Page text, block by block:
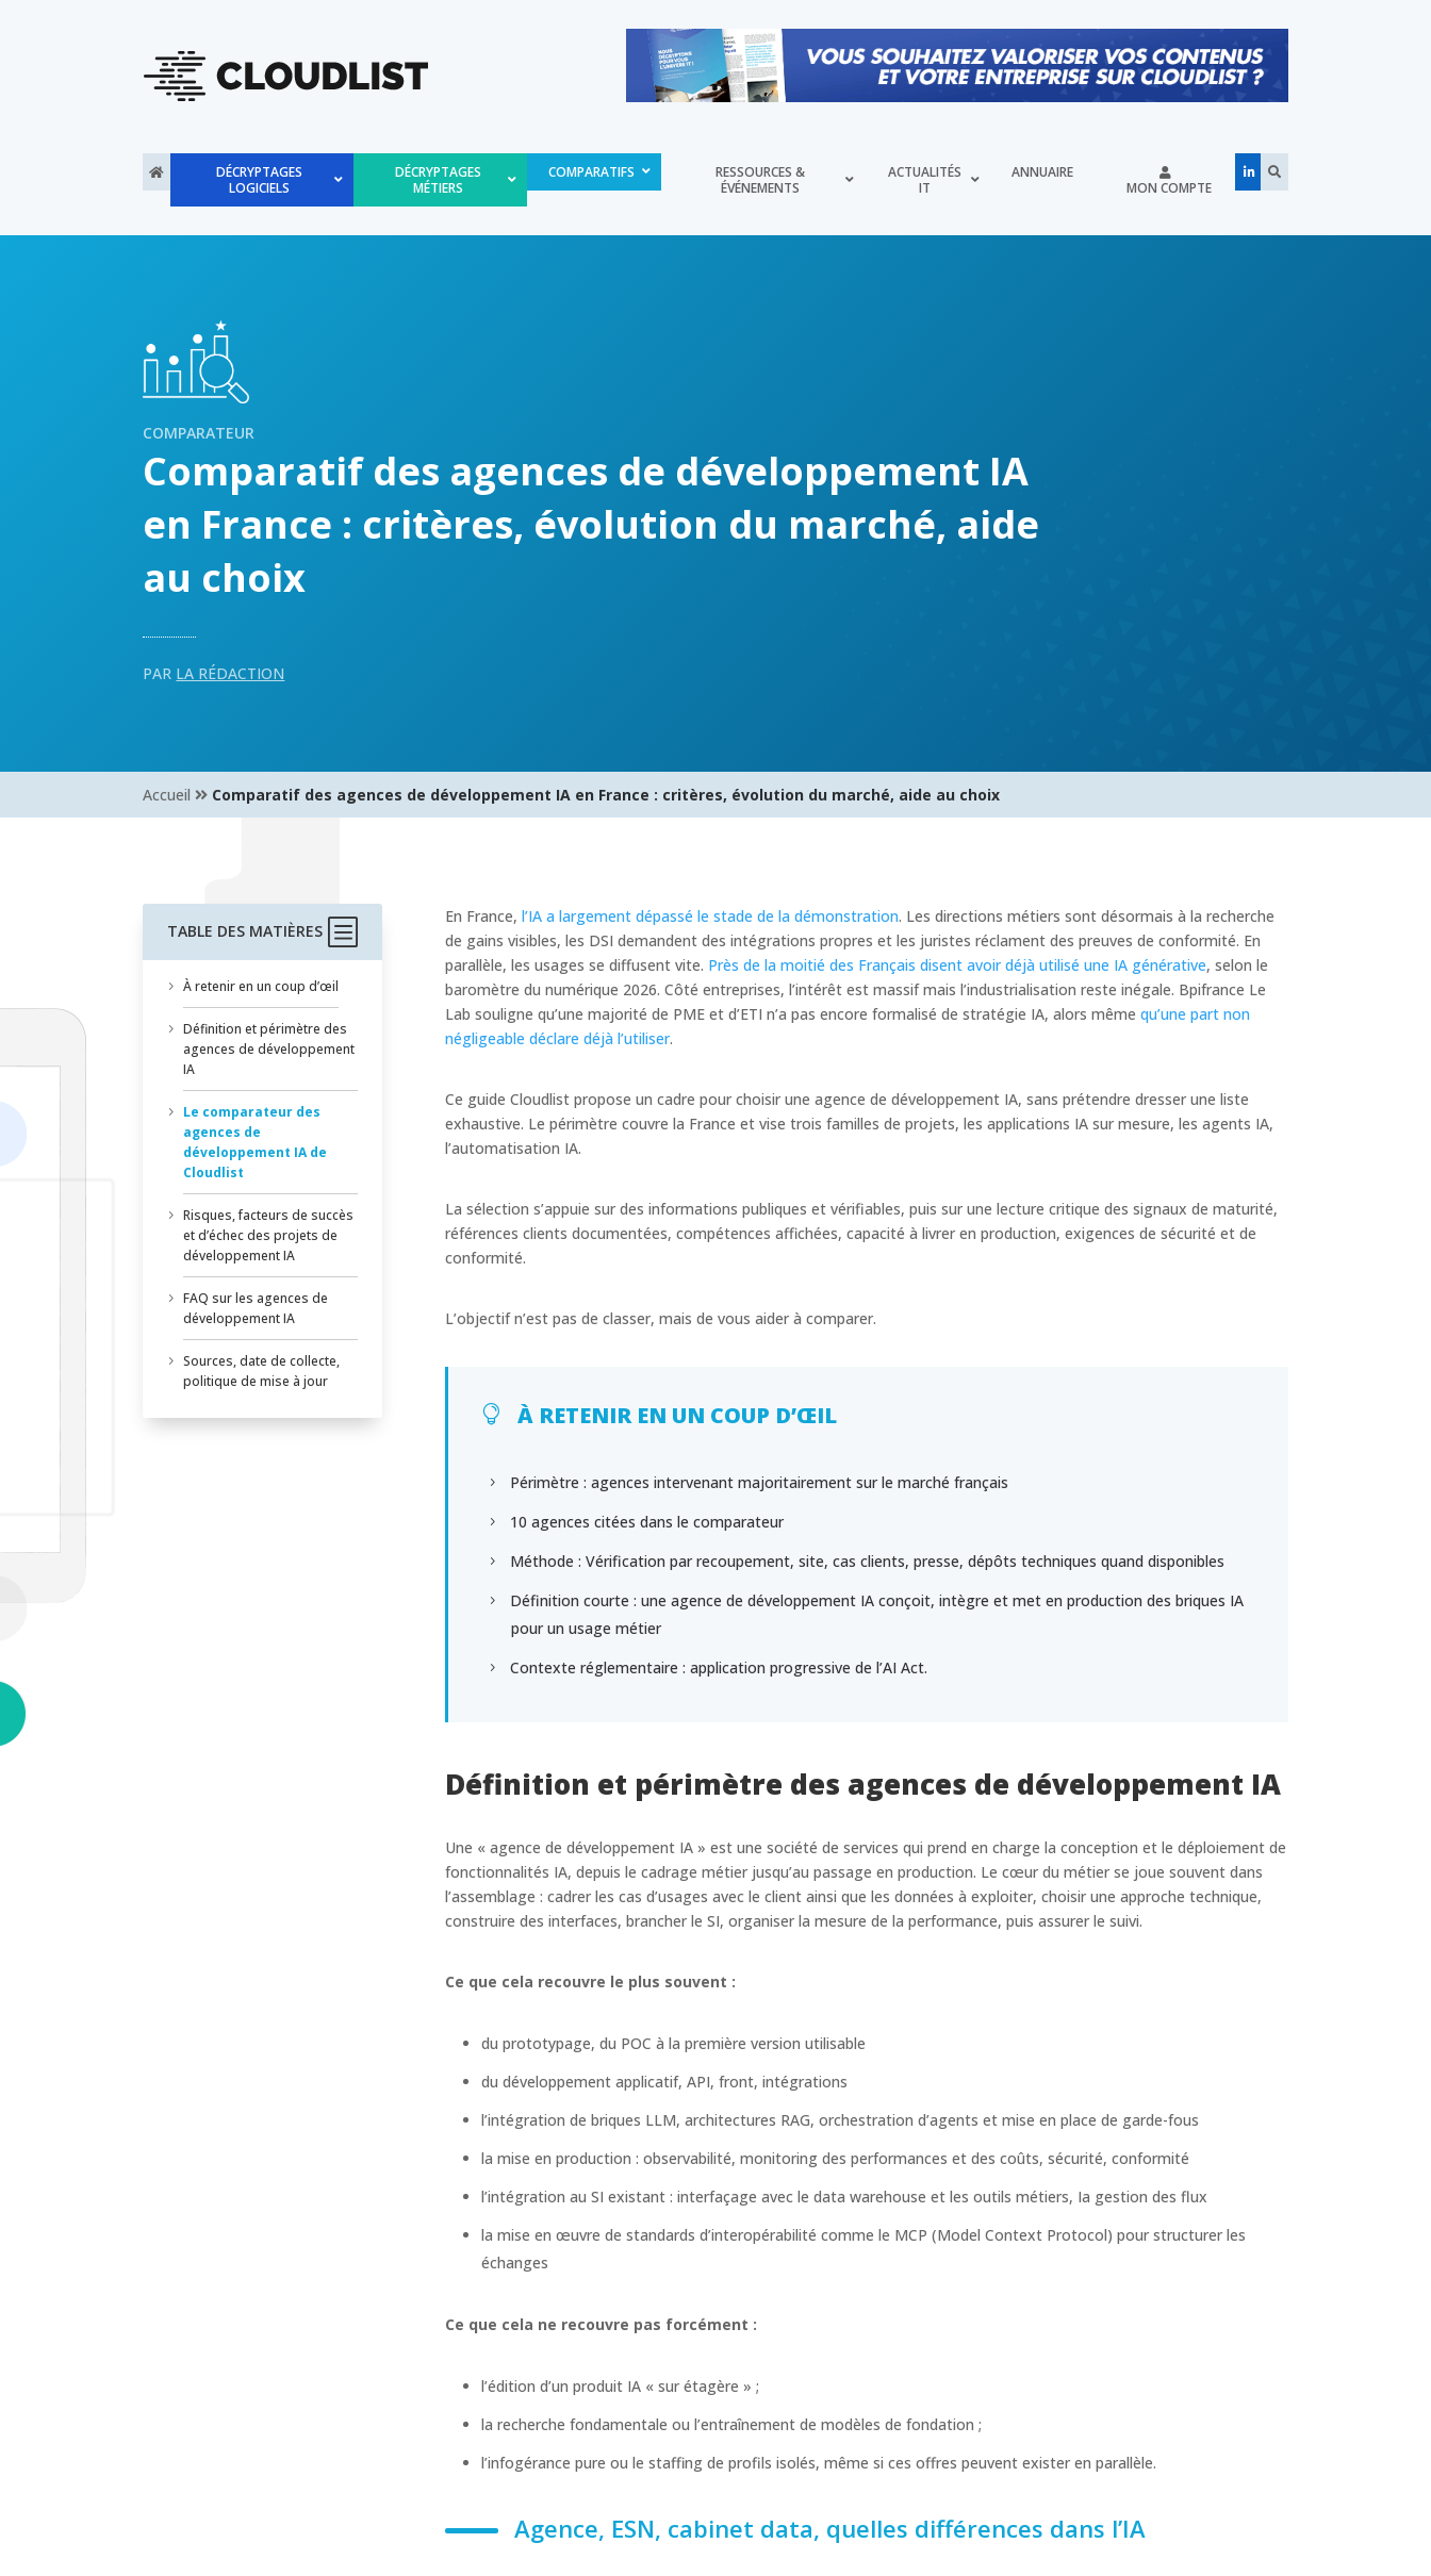
DÉCRYPTAGES
LOGICIELS
DÉCRYPTAGES
MÉTIERS
COMPARATIFS
RESSOURCES &
ÉVÉNEMENTS
ACTUALITÉS
IT
ANNUAIRE
MON COMPTE
COMPARATEUR
Comparatif des agences de développement IA
en France : critères, évolution du marché, aide
au choix
PAR LA RÉDACTION
Accueil Comparatif des agences de développement IA en France : critères, évolution du marché, aide au choix
TABLE DES MATIÈRES b
À retenir en un coup d’œil
Définition et périmètre des
agences de développement
IA
Le comparateur des
agences de
développement IA de
Cloudlist
Risques, facteurs de succès
et d’échec des projets de
développement IA
FAQ sur les agences de
développement IA
Sources, date de collecte,
politique de mise à jour
En France, l’IA a largement dépassé le stade de la démonstration. Les directions métiers sont désormais à la recherche
de gains visibles, les DSI demandent des intégrations propres et les juristes réclament des preuves de conformité. En
parallèle, les usages se diffusent vite. Près de la moitié des Français disent avoir déjà utilisé une IA générative, selon le
baromètre du numérique 2026. Côté entreprises, l’intérêt est massif mais l’industrialisation reste inégale. Bpifrance Le
Lab souligne qu’une majorité de PME et d’ETI n’a pas encore formalisé de stratégie IA, alors même qu’une part non
négligeable déclare déjà l’utiliser.
Ce guide Cloudlist propose un cadre pour choisir une agence de développement IA, sans prétendre dresser une liste
exhaustive. Le périmètre couvre la France et vise trois familles de projets, les applications IA sur mesure, les agents IA,
l’automatisation IA.
La sélection s’appuie sur des informations publiques et vérifiables, puis sur une lecture critique des signaux de maturité,
références clients documentées, compétences affichées, capacité à livrer en production, exigences de sécurité et de
conformité.
L’objectif n’est pas de classer, mais de vous aider à comparer.
À RETENIR EN UN COUP D’ŒIL
Périmètre : agences intervenant majoritairement sur le marché français
10 agences citées dans le comparateur
Méthode : Vérification par recoupement, site, cas clients, presse, dépôts techniques quand disponibles
Définition courte : une agence de développement IA conçoit, intègre et met en production des briques IA
pour un usage métier
Contexte réglementaire : application progressive de l’AI Act.
Définition et périmètre des agences de développement IA
Une « agence de développement IA » est une société de services qui prend en charge la conception et le déploiement de
fonctionnalités IA, depuis le cadrage métier jusqu’au passage en production. Le cœur du métier se joue souvent dans
l’assemblage : cadrer les cas d’usages avec le client ainsi que les données à exploiter, choisir une approche technique,
construire des interfaces, brancher le SI, organiser la mesure de la performance, puis assurer le suivi.
Ce que cela recouvre le plus souvent :
du prototypage, du POC à la première version utilisable
du développement applicatif, API, front, intégrations
l’intégration de briques LLM, architectures RAG, orchestration d’agents et mise en place de garde-fous
la mise en production : observabilité, monitoring des performances et des coûts, sécurité, conformité
l’intégration au SI existant : interfaçage avec le data warehouse et les outils métiers, Ia gestion des flux
la mise en œuvre de standards d’interopérabilité comme le MCP (Model Context Protocol) pour structurer les
échanges
Ce que cela ne recouvre pas forcément :
l’édition d’un produit IA « sur étagère » ;
la recherche fondamentale ou l’entraînement de modèles de fondation ;
l’infogérance pure ou le staffing de profils isolés, même si ces offres peuvent exister en parallèle.
Agence, ESN, cabinet data, quelles différences dans l’IA